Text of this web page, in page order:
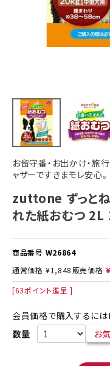
お留守番・お出かけ・旅
ャザーですきまモレ安心。
zuttone ずっと
れた紙おむつ 2L
商品番号 W26864
通常価格 ¥1,848 販売価格 ¥
[63ポイント進呈 ]
会員価格で購入するには
お